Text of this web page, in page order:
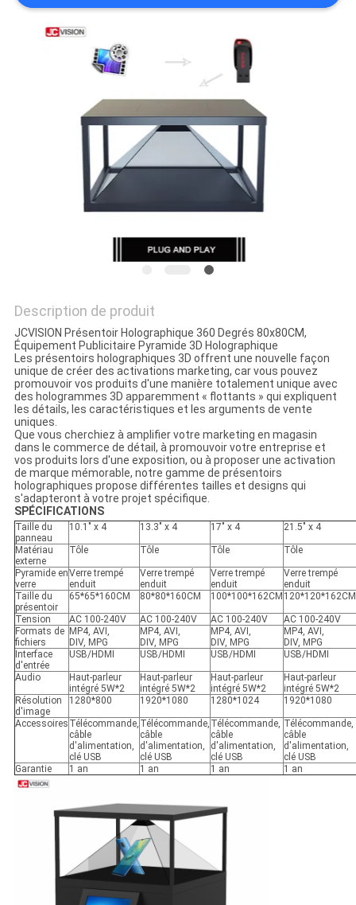
ACTUALITÉS
DEMANDEZ
UN DEVIS
POLITIQUE
DE
CONFIDENTIALITÉ
Description de produit
JCVISION Présentoir Holographique 360 Degrés 80x80CM,
Équipement Publicitaire Pyramide 3D Holographique
Les présentoirs holographiques 3D offrent une nouvelle façon
unique de créer des activations marketing, car vous pouvez
promouvoir vos produits d'une manière totalement unique avec
des hologrammes 3D apparemment « flottants » qui expliquent
les détails, les caractéristiques et les arguments de vente
uniques.
Que vous cherchiez à amplifier votre marketing en magasin
dans le commerce de détail, à promouvoir votre entreprise et
vos produits lors d'une exposition, ou à proposer une activation
de marque mémorable, notre gamme de présentoirs
holographiques propose différentes tailles et designs qui
s'adapteront à votre projet spécifique.
SPÉCIFICATIONS
Taille du
panneau
10.1" x 4 13.3" x 4 17" x 4 21.5" x 4
Matériau
externe
Tôle Tôle Tôle Tôle
Pyramide en
verre
Verre trempé
enduit
Verre trempé
enduit
Verre trempé
enduit
Verre trempé
enduit
Taille du
présentoir
65*65*160CM 80*80*160CM 100*100*162CM 120*120*162CM
Tension AC 100-240V AC 100-240V AC 100-240V
AC 100-240V
Formats de
fichiers
MP4, AVI,
DIV, MPG
MP4, AVI,
DIV, MPG
MP4, AVI,
DIV, MPG
MP4, AVI,
DIV, MPG
Interface
d'entrée
USB/HDMI USB/HDMI USB/HDMI USB/HDMI
Audio
Haut-parleur
intégré 5W*2
Haut-parleur
intégré 5W*2
Haut-parleur
intégré 5W*2
Haut-parleur
intégré 5W*2
Résolution
d'image
1280*800 1920*1080 1280*1024 1920*1080
Accessoires Télécommande,
câble
d'alimentation,
clé USB
Télécommande,
câble
d'alimentation,
clé USB
Télécommande,
câble
d'alimentation,
clé USB
Télécommande,
câble
d'alimentation,
clé USB
Garantie
1 an 1 an 1 an 1 an